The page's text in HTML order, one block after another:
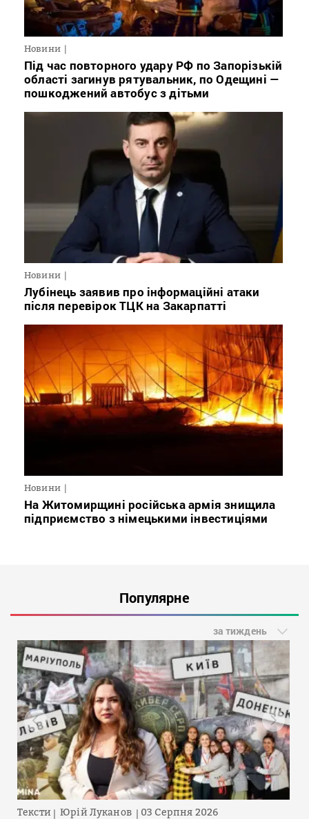
Новини
Під час повторного удару РФ по Запорізькій
області загинув рятувальник, по Одещині —
пошкоджений автобус з дітьми
Новини
Лубінець заявив про інформаційні атаки
після перевірок ТЦК на Закарпатті
Новини
На Житомирщині російська армія знищила
підприємство з німецькими інвестиціями
Популярне
за тиждень
Тексти Юрій Луканов 03 Серпня 2026